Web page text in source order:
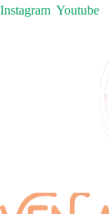
Instagram Youtube